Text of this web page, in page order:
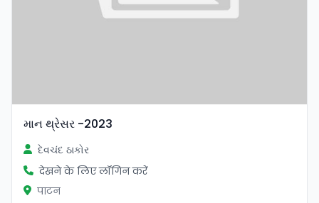
માન થ્રેસર -2023
દેવચંદ ઠાકોર
देखने के लिए लॉगिन करें
पाटन